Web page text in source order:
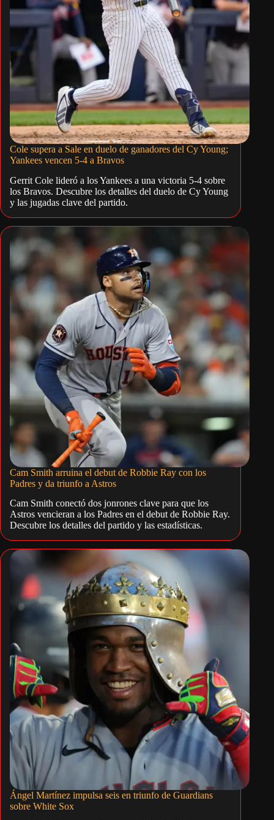
Cole supera a Sale en duelo de ganadores del Cy Young;
Yankees vencen 5-4 a Bravos
Gerrit Cole lideró a los Yankees a una victoria 5-4 sobre
los Bravos. Descubre los detalles del duelo de Cy Young
y las jugadas clave del partido.
Cam Smith arruina el debut de Robbie Ray con los
Padres y da triunfo a Astros
Cam Smith conectó dos jonrones clave para que los
Astros vencieran a los Padres en el debut de Robbie Ray.
Descubre los detalles del partido y las estadísticas.
Ángel Martínez impulsa seis en triunfo de Guardians
sobre White Sox